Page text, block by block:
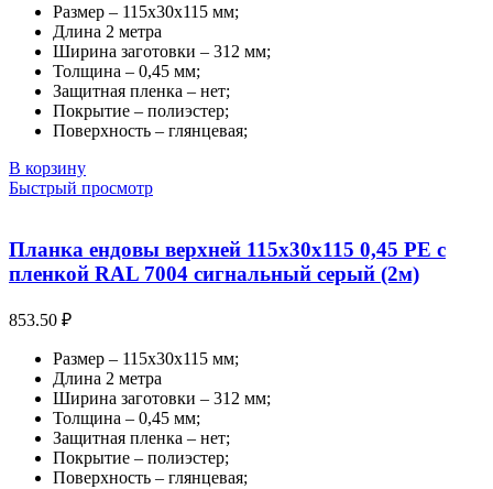
Размер – 115х30х115 мм;
Длина 2 метра
Ширина заготовки – 312 мм;
Толщина – 0,45 мм;
Защитная пленка – нет;
Покрытие – полиэстер;
Поверхность – глянцевая;
В корзину
Быстрый просмотр
Планка ендовы верхней 115х30х115 0,45 PE с
пленкой RAL 7004 сигнальный серый (2м)
853.50 ₽
Размер – 115х30х115 мм;
Длина 2 метра
Ширина заготовки – 312 мм;
Толщина – 0,45 мм;
Защитная пленка – нет;
Покрытие – полиэстер;
Поверхность – глянцевая;